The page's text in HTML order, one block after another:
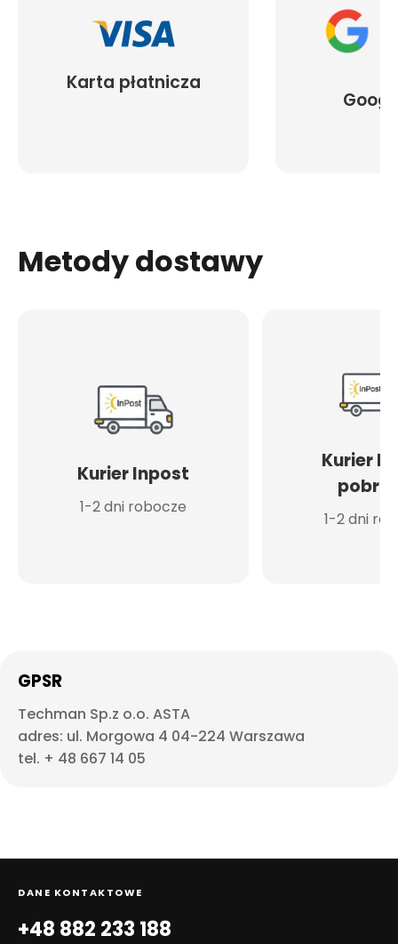
Karta płatnicza
Metody dostawy
Kurier Inpost
1-2 dni robocze
Kurier
1-2 dni
GPSR
Techman Sp.z o.o. ASTA
adres: ul. Morgowa 4 04-224 Warszawa
tel. + 48 667 14 05
DANE KONTAKTOWE
+48 882 233 188